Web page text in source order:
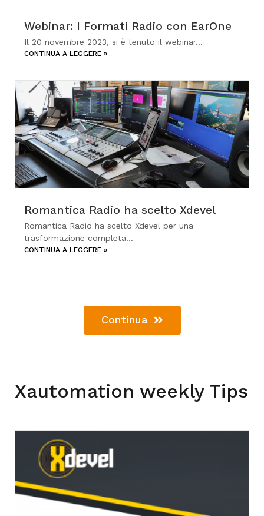
Webinar: I Formati Radio con EarOne
Il 20 novembre 2023, si è tenuto il webinar...
CONTINUA A LEGGERE »
Romantica Radio ha scelto Xdevel
Romantica Radio ha scelto Xdevel per una
trasformazione completa...
CONTINUA A LEGGERE »
Continua
Xautomation weekly Tips